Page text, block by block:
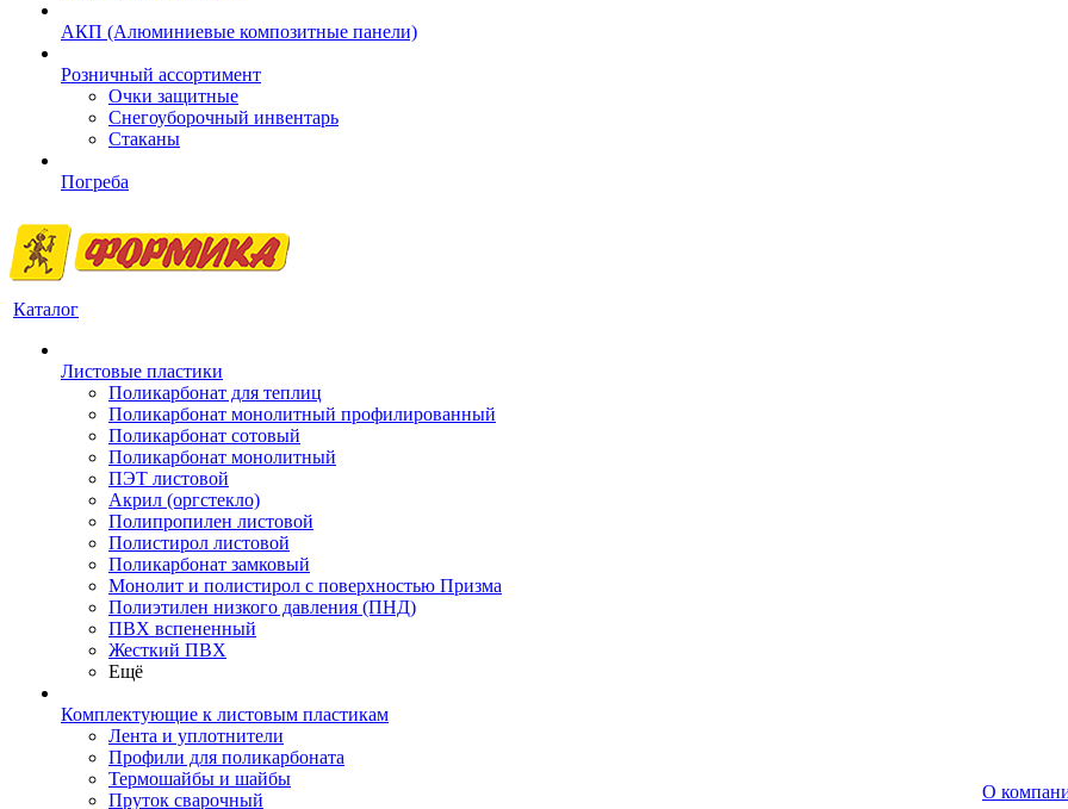
АКП (Алюминиевые композитные панели)
Розничный ассортимент
Очки защитные
Снегоуборочный инвентарь
Стаканы
Погреба
Каталог
Листовые пластики
Поликарбонат для теплиц
Поликарбонат монолитный профилированный
Поликарбонат сотовый
Поликарбонат монолитный
ПЭТ листовой
Акрил (оргстекло)
Полипропилен листовой
Полистирол листовой
Поликарбонат замковый
Монолит и полистирол с поверхностью Призма
Полиэтилен низкого давления (ПНД)
ПВХ вспененный
Жесткий ПВХ
Ещё
Комплектующие к листовым пластикам
Лента и уплотнители
Профили для поликарбоната
Термошайбы и шайбы
Пруток сварочный
О